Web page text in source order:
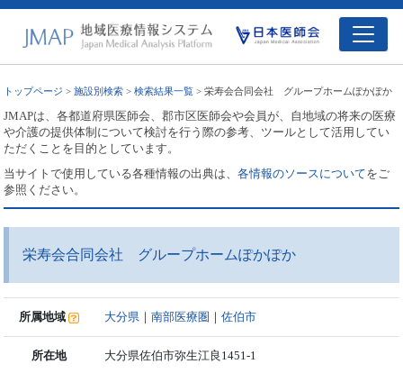
トップページ >施設別検索 >検索結果一覧 > 栄寿会合同会社 グループホームぽかぽか
JMAPは、各都道府県医師会、郡市区医師会や会員が、自地域の将来の医療
や介護の提供体制について検討を行う際の参考、ツールとして活用してい
ただくことを目的としています。
当サイトで使用している各種情報の出典は、各情報のソースについてをご
参照ください。
栄寿会合同会社 グループホームぽかぽか
所属地域 大分県 ｜南部医療圏 ｜佐伯市
所在地 大分県佐伯市弥生江良1451-1